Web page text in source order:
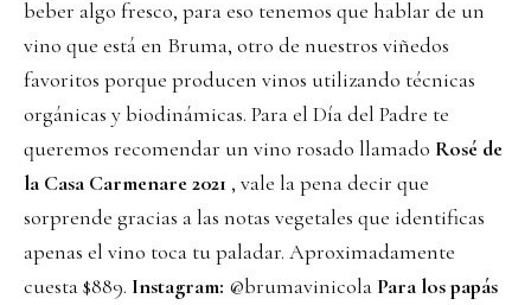
beber algo fresco, para eso tenemos que hablar de un
vino que está en Bruma, otro de nuestros viñedos
favoritos porque producen vinos utilizando técnicas
orgánicas y biodinámicas. Para el Día del Padre te
queremos recomendar un vino rosado llamado Rosé de
la Casa Carmenare 2021 , vale la pena decir que
sorprende gracias a las notas vegetales que identificas
apenas el vino toca tu paladar. Aproximadamente
cuesta $889. Instagram: @brumavinicola Para los papás